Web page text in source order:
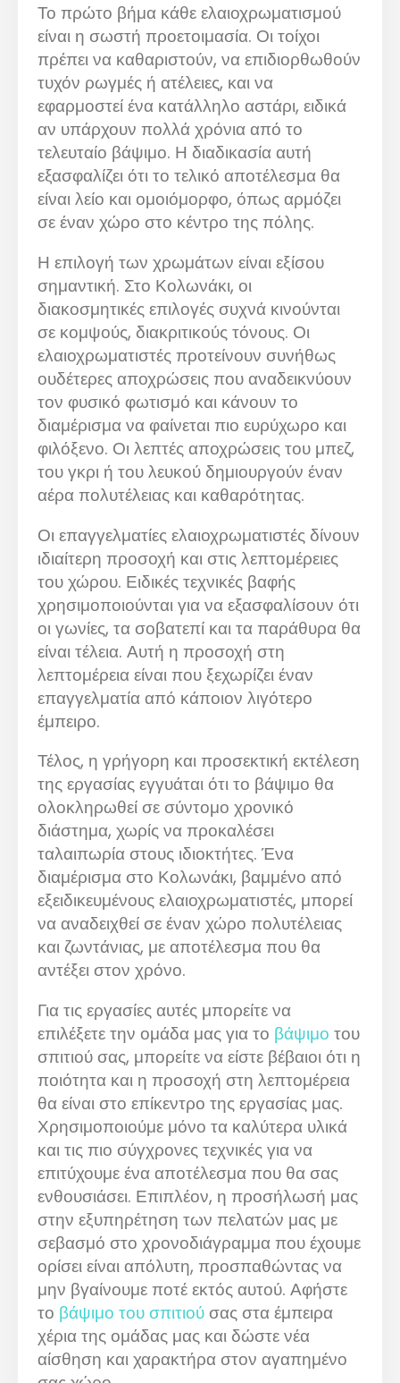
Το πρώτο βήμα κάθε ελαιοχρωματισμού
είναι η σωστή προετοιμασία. Οι τοίχοι
πρέπει να καθαριστούν, να επιδιορθωθούν
τυχόν ρωγμές ή ατέλειες, και να
εφαρμοστεί ένα κατάλληλο αστάρι, ειδικά
αν υπάρχουν πολλά χρόνια από το
τελευταίο βάψιμο. Η διαδικασία αυτή
εξασφαλίζει ότι το τελικό αποτέλεσμα θα
είναι λείο και ομοιόμορφο, όπως αρμόζει
σε έναν χώρο στο κέντρο της πόλης.
Η επιλογή των χρωμάτων είναι εξίσου
σημαντική. Στο Κολωνάκι, οι
διακοσμητικές επιλογές συχνά κινούνται
σε κομψούς, διακριτικούς τόνους. Οι
ελαιοχρωματιστές προτείνουν συνήθως
ουδέτερες αποχρώσεις που αναδεικνύουν
τον φυσικό φωτισμό και κάνουν το
διαμέρισμα να φαίνεται πιο ευρύχωρο και
φιλόξενο. Οι λεπτές αποχρώσεις του μπεζ,
του γκρι ή του λευκού δημιουργούν έναν
αέρα πολυτέλειας και καθαρότητας.
Οι επαγγελματίες ελαιοχρωματιστές δίνουν
ιδιαίτερη προσοχή και στις λεπτομέρειες
του χώρου. Ειδικές τεχνικές βαφής
χρησιμοποιούνται για να εξασφαλίσουν ότι
οι γωνίες, τα σοβατεπί και τα παράθυρα θα
είναι τέλεια. Αυτή η προσοχή στη
λεπτομέρεια είναι που ξεχωρίζει έναν
επαγγελματία από κάποιον λιγότερο
έμπειρο.
Τέλος, η γρήγορη και προσεκτική εκτέλεση
της εργασίας εγγυάται ότι το βάψιμο θα
ολοκληρωθεί σε σύντομο χρονικό
διάστημα, χωρίς να προκαλέσει
ταλαιπωρία στους ιδιοκτήτες. Ένα
διαμέρισμα στο Κολωνάκι, βαμμένο από
εξειδικευμένους ελαιοχρωματιστές, μπορεί
να αναδειχθεί σε έναν χώρο πολυτέλειας
και ζωντάνιας, με αποτέλεσμα που θα
αντέξει στον χρόνο.
Για τις εργασίες αυτές μπορείτε να
επιλέξετε την ομάδα μας για το βάψιμο του
σπιτιού σας, μπορείτε να είστε βέβαιοι ότι η
ποιότητα και η προσοχή στη λεπτομέρεια
θα είναι στο επίκεντρο της εργασίας μας.
Χρησιμοποιούμε μόνο τα καλύτερα υλικά
και τις πιο σύγχρονες τεχνικές για να
επιτύχουμε ένα αποτέλεσμα που θα σας
ενθουσιάσει. Επιπλέον, η προσήλωσή μας
στην εξυπηρέτηση των πελατών μας με
σεβασμό στο χρονοδιάγραμμα που έχουμε
ορίσει είναι απόλυτη, προσπαθώντας να
μην βγαίνουμε ποτέ εκτός αυτού. Αφήστε
το βάψιμο του σπιτιούσας στα έμπειρα
χέρια της ομάδας μας και δώστε νέα
αίσθηση και χαρακτήρα στον αγαπημένο